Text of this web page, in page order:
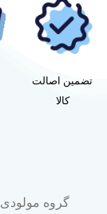
تضمین اصالت
کالا